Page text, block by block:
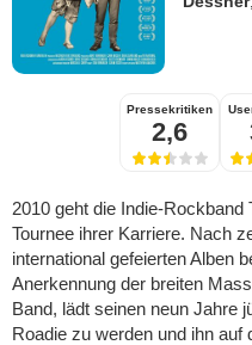
Pressekritiken
2,6
2010 geht die Indie-
Tournee ihrer Karriere. Nach
international gefeierten Alben
Anerkennung der breiten
Band, lädt seinen neun Jahre
Roadie zu werden und ihn auf